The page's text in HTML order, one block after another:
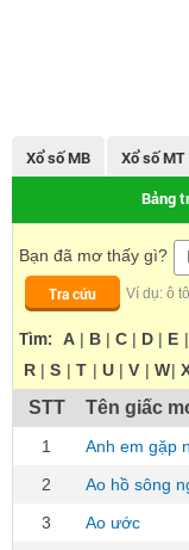
Xổ số MB Xổ số MT
Bảng
Bạn đã mơ thấy gì?
Tra cứu
Ví dụ: ô
Tìm: A | B | C | D | E |
R | S | T | U | V | W|
STT Tên giấc
1 Anh em gặp
2
Ao hồ sông
3
Ao ước